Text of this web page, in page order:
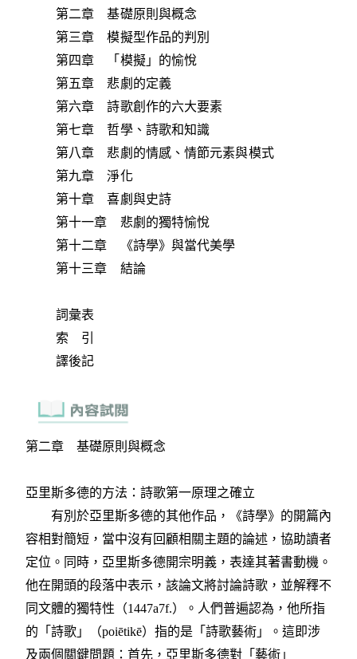
第二章 基礎原則與概念
第三章 模擬型作品的判別
第四章 「模擬」的愉悅
第五章 悲劇的定義
第六章 詩歌創作的六大要素
第七章 哲學、詩歌和知識
第八章 悲劇的情感、情節元素與模式
第九章 淨化
第十章 喜劇與史詩
第十一章 悲劇的獨特愉悅
第十二章 《詩學》與當代美學
第十三章 結論
詞彙表
索 引
譯後記